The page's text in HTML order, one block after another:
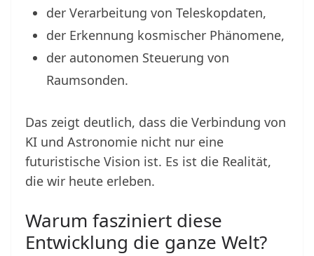
der Verarbeitung von Teleskopdaten,
der Erkennung kosmischer Phänomene,
der autonomen Steuerung von
Raumsonden.
Das zeigt deutlich, dass die Verbindung von
KI und Astronomie nicht nur eine
futuristische Vision ist. Es ist die Realität,
die wir heute erleben.
Warum fasziniert diese
Entwicklung die ganze Welt?